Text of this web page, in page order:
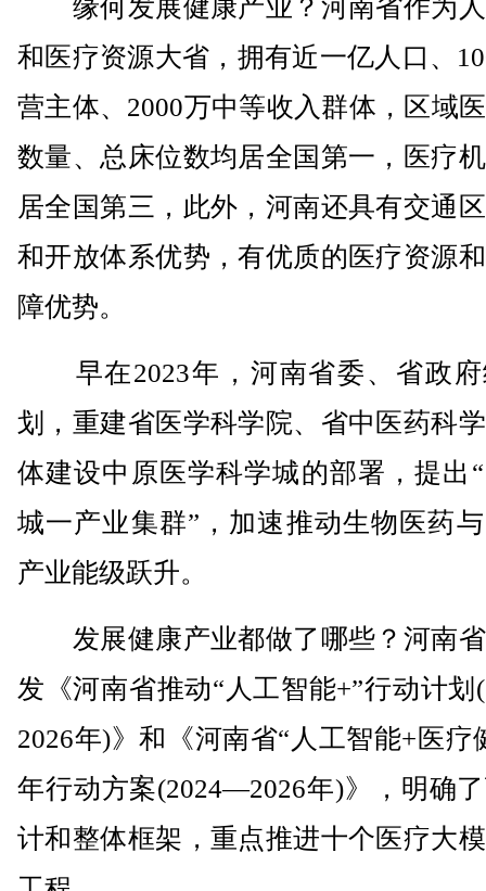
缘何发展健康产业？河南省作为
和医疗资源大省，拥有近一亿人口、
营主体、2000万中等收入群体，区域
数量、总床位数均居全国第一，医疗
居全国第三，此外，河南还具有交通
和开放体系优势，有优质的医疗资源
障优势。
早在2023年，河南省委、省政府
划，重建省医学科学院、省中医药科
体建设中原医学科学城的部署，提出
城一产业集群”，加速推动生物医药
产业能级跃升。
发展健康产业都做了哪些？河南
发《河南省推动“人工智能+”行动计
2026年)》和《河南省“人工智能+医疗
年行动方案(2024—2026年)》，明确
计和整体框架，重点推进十个医疗大